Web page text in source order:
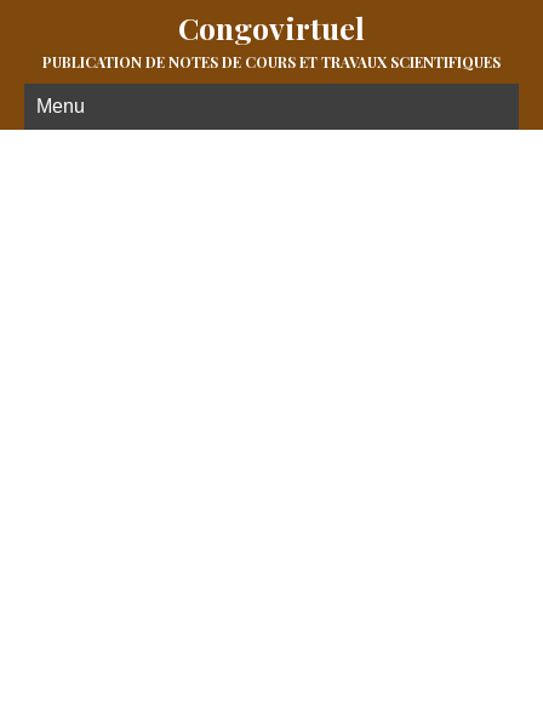
Congovirtuel
PUBLICATION DE NOTES DE COURS ET TRAVAUX SCIENTIFIQUES
Menu